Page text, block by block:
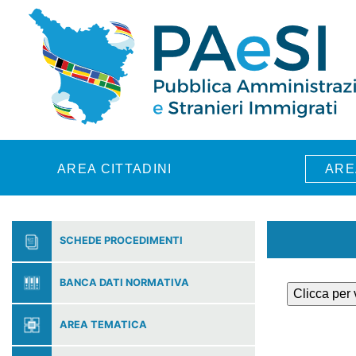
Skip to main content
AREA CITTADINI
SCHEDE PROCEDIMENTI
BANCA DATI NORMATIVA
AREA TEMATICA
Clicca per